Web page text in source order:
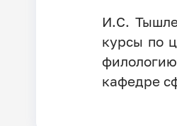
И.С.
курсы по
кафедре